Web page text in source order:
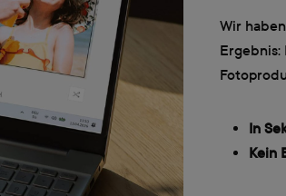
Wir
Ergebnis:
In
Kein